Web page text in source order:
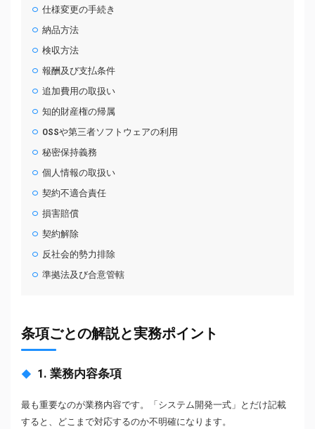
仕様変更の手続き
納品方法
検収方法
報酬及び支払条件
追加費用の取扱い
知的財産権の帰属
OSSや第三者ソフトウェアの利用
秘密保持義務
個人情報の取扱い
契約不適合責任
損害賠償
契約解除
反社会的勢力排除
準拠法及び合意管轄
条項ごとの解説と実務ポイント
1. 業務内容条項
最も重要なのが業務内容です。「システム開発一式」とだけ記載
すると、どこまで対応するのか不明確になります。